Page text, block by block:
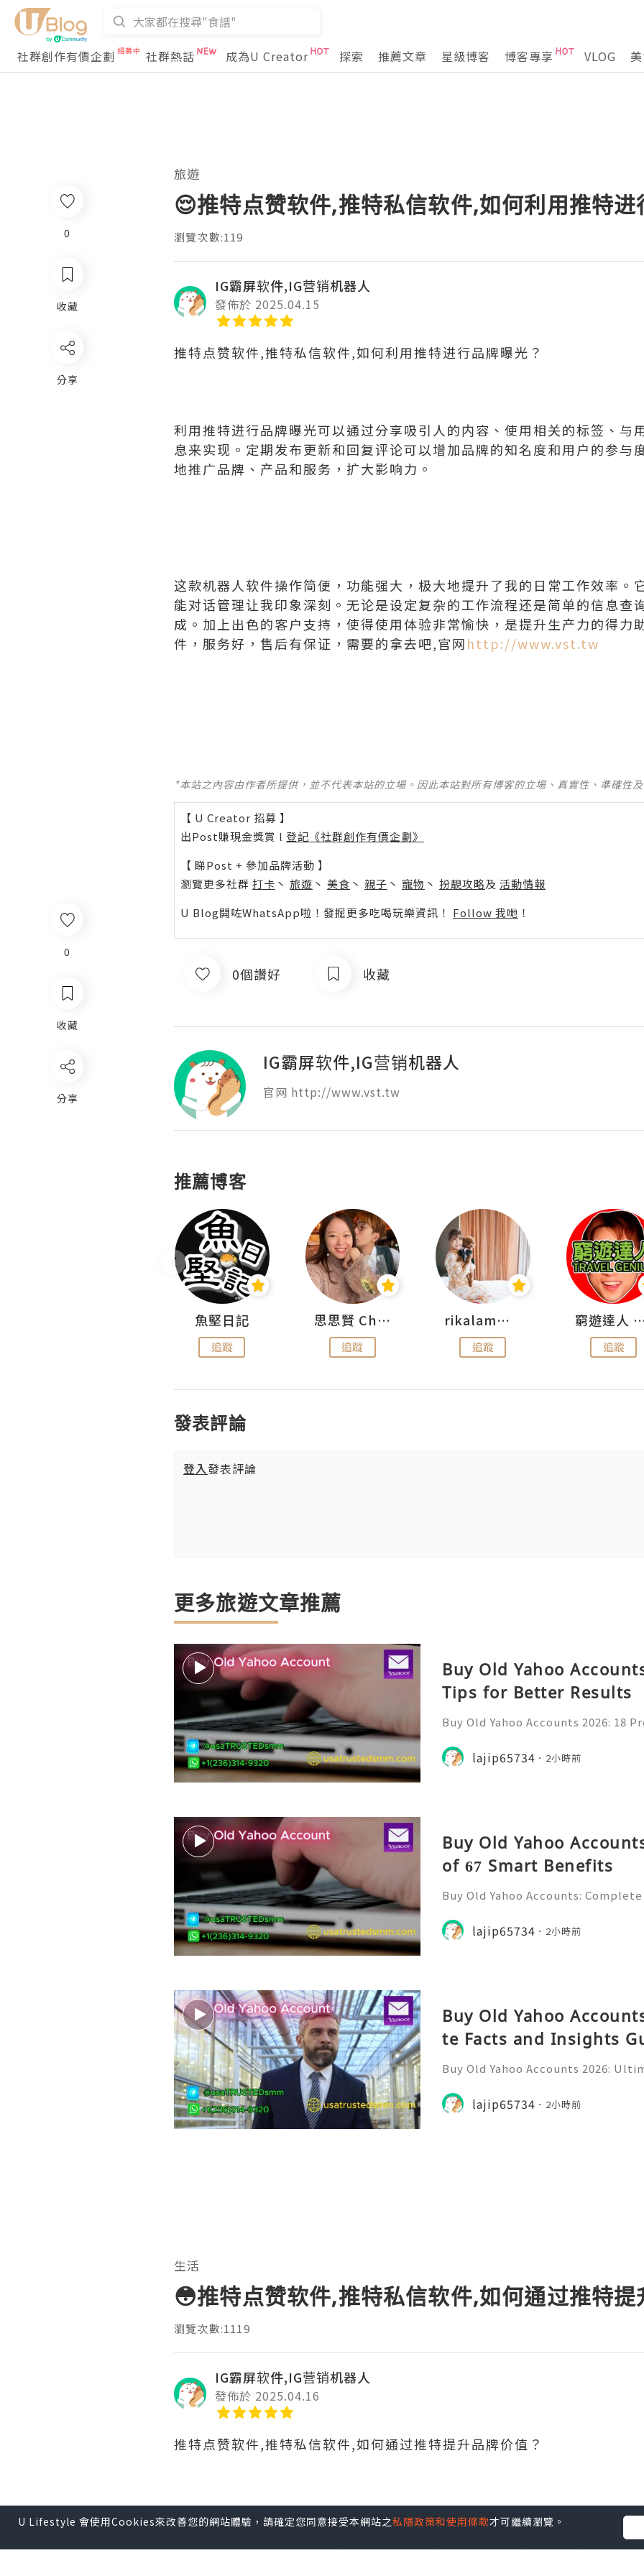
社群創作有價企劃 社群熱話 成為U Creator 探索 推薦文章 星級博客 博客專享 VLOG
0
收藏
分享
旅遊
😌推特点赞软件,推特私信软件,如何利用推特
瀏覽次數:119
IG霸屏软件,IG营销机器人
發佈於 2025.04.15
推特点赞软件,推特私信软件,如何利用推特进行品牌曝光？
利用推特进行品牌曝光可以通过分享吸引人的内容、使用相关的标签、与
息来实现。定期发布更新和回复评论可以增加品牌的知名度和用户的参与
地推广品牌、产品和服务，扩大影响力。
这款机器人软件操作简便，功能强大，极大地提升了我的日常工作效率。
能对话管理让我印象深刻。无论是设定复杂的工作流程还是简单的信息查
成。加上出色的客户支持，使得使用体验非常愉快，是提升生产力的得力
件，服务好，售后有保证，需要的拿去吧,官网http://www.vst.tw
*本站之內容由作者所提供，並不代表本站的立場。因此本站對所有博客的立場、真實性、準確性
【 U Creator 招募 】
出Post賺現金獎賞 l 登記《社群創作有價企劃》
【 睇Post + 參加品牌活動 】
瀏覽更多社群 打卡 丶 旅遊 丶 美食 丶 親子 丶 寵物 丶 扮靚攻略及 活動情報
U Blog開咗WhatsApp啦！發掘更多吃喝玩樂資訊！ Follow 我哋 ！
0個讚好 收藏
IG霸屏软件,IG营销机器人
官网 http://www.vst.tw
推薦博客
魚堅日記
追蹤
思思賢 ChillMyBabe
追蹤
rikalammm
追蹤
窮遊達人
追蹤
發表評論
登入發表評論
更多旅遊文章推薦
Buy Old Yahoo
Tips for Better Results
Buy Old Yahoo Accounts 2026: 18
messages, professional
projects, subscriptio
lajip65734 2小時前
Buy Old Yahoo
of 67 Smart Benefits
Buy Old Yahoo Accounts:
for many years. Individuals,
ine professionals us
lajip65734 2小時前
Buy Old Yahoo
te Facts and Insights
Buy Old Yahoo Accounts 2026:
or personal communication,
nline subscriptions, freel
lajip65734 2小時前
0
收藏
分享
生活
😳推特点赞软件,推特私信软件,如何通过推特
瀏覽次數:1119
IG霸屏软件,IG营销机器人
發佈於 2025.04.16
推特点赞软件,推特私信软件,如何通过推特提升品牌价值？
为了通过推特提升品牌价值，需要定期发布高质量的内容，包括产品信息
同时，使用相关的哈希标签可以增加曝光度。与关注者互动，回复评论和
U Lifestyle 會使用Cookies來改善您的網站體驗，請確定您同意接受本網站之私隱政策和使用條款才可繼續瀏覽。